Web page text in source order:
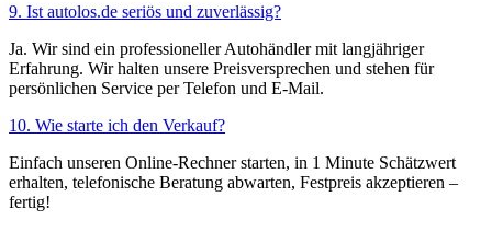
9. Ist autolos.de seriös und zuverlässig?
Ja. Wir sind ein professioneller Autohändler mit langjähriger
Erfahrung. Wir halten unsere Preisversprechen und stehen für
persönlichen Service per Telefon und E-Mail.
10. Wie starte ich den Verkauf?
Einfach unseren Online-Rechner starten, in 1 Minute Schätzwert
erhalten, telefonische Beratung abwarten, Festpreis akzeptieren –
fertig!